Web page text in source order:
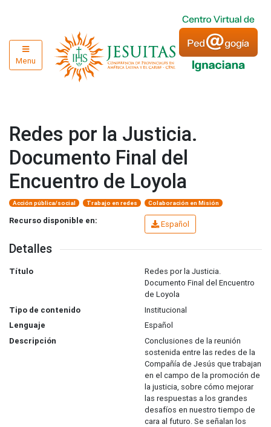
Menu
Redes por la Justicia.
Documento Final del
Encuentro de Loyola
Acción pública/social Trabajo en redes Colaboración en Misión
Recurso disponible en: Español
Detalles
Título
Redes por la Justicia.
Documento Final del Encuentro
de Loyola
Tipo de contenido
Institucional
Lenguaje
Español
Descripción
Conclusiones de la reunión
sostenida entre las redes de la
Compañía de Jesús que trabajan
en el campo de la promoción de
la justicia, sobre cómo mejorar
las respuestas a los grandes
desafíos en nuestro tiempo de
cara al futuro. Se señalan los